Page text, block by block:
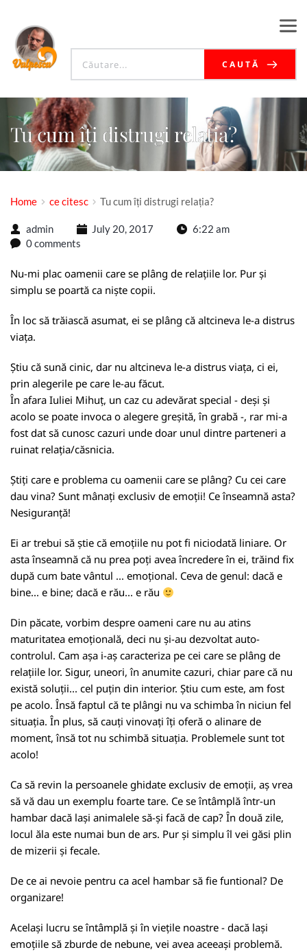
CAUTĂ
Tu cum îți distrugi relația?
Home ce citesc Tu cum îți distrugi relația?
admin July 20, 2017
6:22 am
0 comments
Nu-mi plac oamenii care se plâng de relațiile lor. Pur și
simplu se poartă ca niște copii.
În loc să trăiască asumat, ei se plâng că altcineva le-a distrus
viața.
Știu că sună cinic, dar nu altcineva le-a distrus viața, ci ei,
prin alegerile pe care le-au făcut.
În afara Iuliei Mihuț, un caz cu adevărat special - deși și
acolo se poate invoca o alegere greșită, în grabă -, rar mi-a
fost dat să cunosc cazuri unde doar unul dintre parteneri a
ruinat relația/căsnicia.
Știți care e problema cu oamenii care se plâng? Cu cei care
dau vina? Sunt mânați exclusiv de emoții! Ce înseamnă asta?
Nesiguranță!
Ei ar trebui să știe că emoțiile nu pot fi niciodată liniare. Or
asta înseamnă că nu prea poți avea încredere în ei, trăind fix
după cum bate vântul ... emoțional. Ceva de genul: dacă e
bine... e bine; dacă e rău... e rău
Din păcate, vorbim despre oameni care nu au atins
maturitatea emoțională, deci nu și-au dezvoltat auto-
controlul. Cam așa i-aș caracteriza pe cei care se plâng de
relațiile lor. Sigur, uneori, în anumite cazuri, chiar pare că nu
există soluții... cel puțin din interior. Știu cum este, am fost
pe acolo. Însă faptul că te plângi nu va schimba în niciun fel
situația. În plus, să cauți vinovați îți oferă o alinare de
moment, însă tot nu schimbă situația. Problemele sunt tot
acolo!
Ca să revin la persoanele ghidate exclusiv de emoții, aș vrea
să vă dau un exemplu foarte tare. Ce se întâmplă într-un
hambar dacă lași animalele să-și facă de cap? În două zile,
locul ăla este numai bun de ars. Pur și simplu îl vei găsi plin
de mizerii și fecale.
De ce ai nevoie pentru ca acel hambar să fie funtional? De
organizare!
Același lucru se întâmplă și în viețile noastre - dacă lași
emoțiile să zburde de nebune, vei avea aceeași problemă.